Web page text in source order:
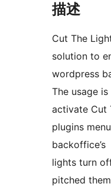
描述
Cut The
solution to
wordpress
The usage
activate Cut
plugins
backoffice’s
lights turn
pitched